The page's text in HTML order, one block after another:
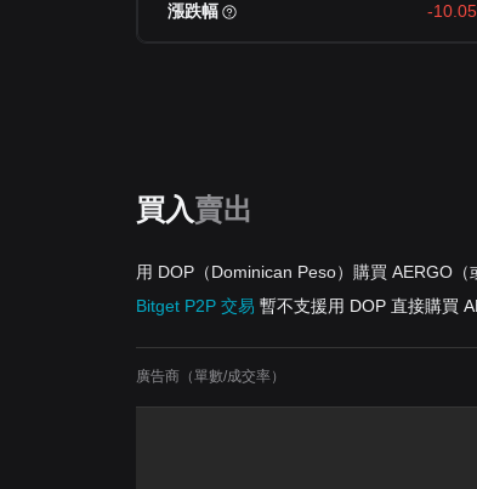
漲跌幅 -
買入賣出
用 DOP（Dominican Peso）購買 AERGO（
Bitget P2P 交易 暫不支援用 DOP 直接購買
廣告商（單數/成交率）